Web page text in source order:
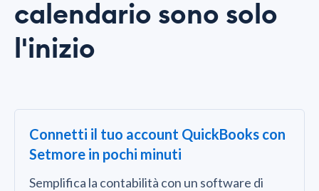
calendario sono solo
l'inizio
Connetti il tuo account QuickBooks con
Setmore in pochi minuti
Semplifica la contabilità con un software di